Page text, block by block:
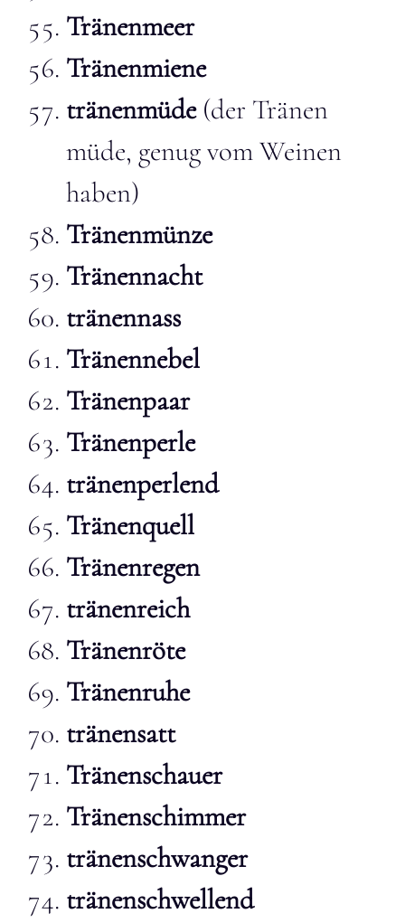
Tränenmeer
Tränenmiene
tränenmüde(der Tränen
müde, genug vom Weinen
haben)
Tränenmünze
Tränennacht
tränennass
Tränennebel
Tränenpaar
Tränenperle
tränenperlend
Tränenquell
Tränenregen
tränenreich
Tränenröte
Tränenruhe
tränensatt
Tränenschauer
Tränenschimmer
tränenschwanger
tränenschwellend